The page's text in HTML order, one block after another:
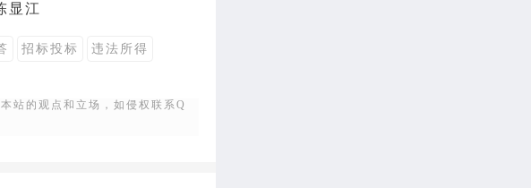
显江
招标投标 违法所得
站的观点和立场，如侵权联系Q